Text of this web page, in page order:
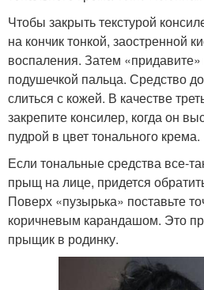
Чтобы закрыть текстурой
на кончик тонкой, заостренной
воспаления. Затем
подушечкой пальца. Средство
слиться с кожей. В качестве
закрепите консилер, когда он
пудрой в цвет тонального крема.
Если тональные средства все-
прыщ на лице, придется
Поверх «пузырька» поставьте
коричневым карандашом. Это
прыщик в родинку.